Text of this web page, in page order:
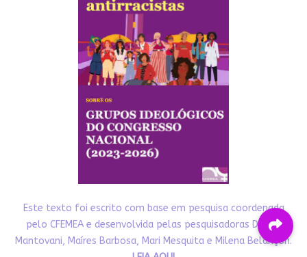
Este texto foi escrito com base em pesquisa coordenada
pelo CFEMEA e desenvolvida pelas pesquisadoras Denise
Mantovani, Maíres Barbosa, Mari Mesquita e Milena Belançon.